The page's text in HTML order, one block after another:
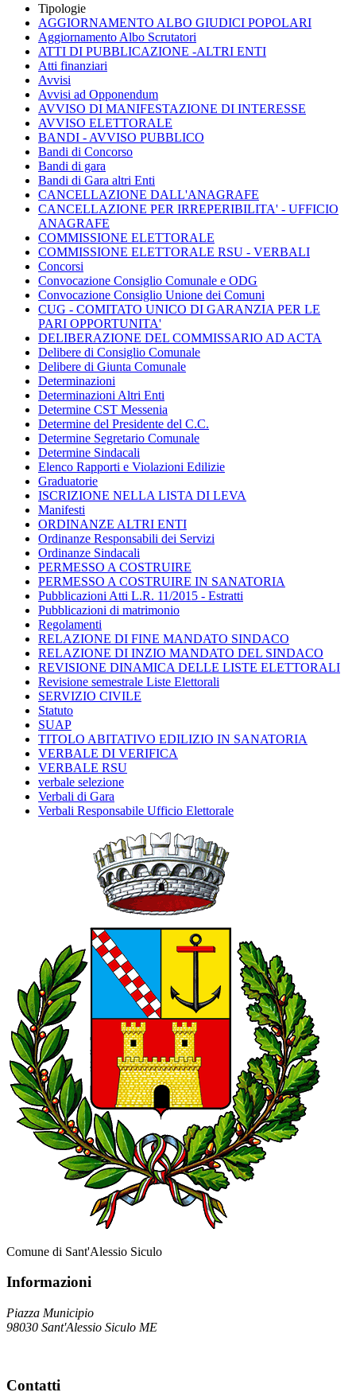
Tipologie
AGGIORNAMENTO ALBO GIUDICI POPOLARI
Aggiornamento Albo Scrutatori
ATTI DI PUBBLICAZIONE -ALTRI ENTI
Atti finanziari
Avvisi
Avvisi ad Opponendum
AVVISO DI MANIFESTAZIONE DI INTERESSE
AVVISO ELETTORALE
BANDI - AVVISO PUBBLICO
Bandi di Concorso
Bandi di gara
Bandi di Gara altri Enti
CANCELLAZIONE DALL'ANAGRAFE
CANCELLAZIONE PER IRREPERIBILITA' - UFFICIO
ANAGRAFE
COMMISSIONE ELETTORALE
COMMISSIONE ELETTORALE RSU - VERBALI
Concorsi
Convocazione Consiglio Comunale e ODG
Convocazione Consiglio Unione dei Comuni
CUG - COMITATO UNICO DI GARANZIA PER LE
PARI OPPORTUNITA'
DELIBERAZIONE DEL COMMISSARIO AD ACTA
Delibere di Consiglio Comunale
Delibere di Giunta Comunale
Determinazioni
Determinazioni Altri Enti
Determine CST Messenia
Determine del Presidente del C.C.
Determine Segretario Comunale
Determine Sindacali
Elenco Rapporti e Violazioni Edilizie
Graduatorie
ISCRIZIONE NELLA LISTA DI LEVA
Manifesti
ORDINANZE ALTRI ENTI
Ordinanze Responsabili dei Servizi
Ordinanze Sindacali
PERMESSO A COSTRUIRE
PERMESSO A COSTRUIRE IN SANATORIA
Pubblicazioni Atti L.R. 11/2015 - Estratti
Pubblicazioni di matrimonio
Regolamenti
RELAZIONE DI FINE MANDATO SINDACO
RELAZIONE DI INZIO MANDATO DEL SINDACO
REVISIONE DINAMICA DELLE LISTE ELETTORALI
Revisione semestrale Liste Elettorali
SERVIZIO CIVILE
Statuto
SUAP
TITOLO ABITATIVO EDILIZIO IN SANATORIA
VERBALE DI VERIFICA
VERBALE RSU
verbale selezione
Verbali di Gara
Verbali Responsabile Ufficio Elettorale
Comune di Sant'Alessio Siculo
Informazioni
Piazza Municipio
98030 Sant'Alessio Siculo ME
Contatti